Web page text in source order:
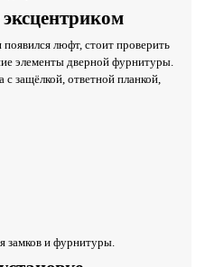
появился люфт, стоит проверить
элементы дверной фурнитуры.
защёлкой, ответной планкой,
замков и фурнитуры.